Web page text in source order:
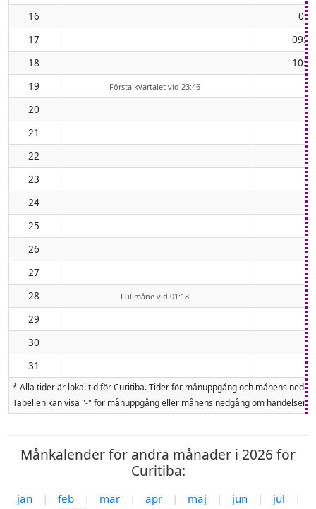
16
17
18
19 Första kvartalet vid 23:46
20
21
22
23
24
25
26
27
28
Fullmåne vid 01:18
29
30
31
* Alla tider är lokal tid för Curitiba. Tider för månuppgång och månens
Tabellen kan visa "-" för månuppgång eller månens nedgång om
Månkalender för andra månader i 2026 för
Curitiba:
jan | feb | mar | apr | maj | jun | jul
|